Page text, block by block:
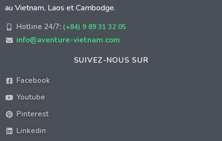
au Vietnam, Laos et Cambodge.
Hotline 24/7: (+84) 9 89 31 32 05
info@aventure-vietnam.com
SUIVEZ-NOUS SUR
Facebook
Youtube
Pinterest
Linkedin